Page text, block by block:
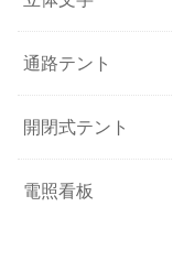
通路テント
開閉式テント
電照看板